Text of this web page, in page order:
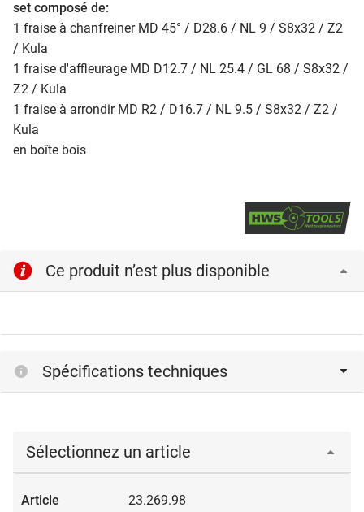
set composé de:
1 fraise à chanfreiner MD 45° / D28.6 / NL 9 / S8x32 / Z2
/ Kula
1 fraise d'affleurage MD D12.7 / NL 25.4 / GL 68 / S8x32 /
Z2 / Kula
1 fraise à arrondir MD R2 / D16.7 / NL 9.5 / S8x32 / Z2 /
Kula
en boîte bois
Ce produit n’est plus disponible
Spécifications techniques
Sélectionnez un article
23.269.98